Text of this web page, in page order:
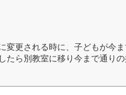
変更される時に、子どもが今
たら別教室に移り今まで通り